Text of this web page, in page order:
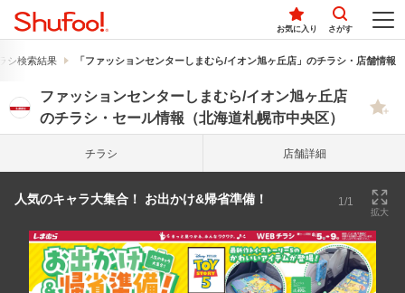
お気に入り さがす
シ検索結果 「ファッションセンターしまむら/イオン旭ヶ丘店」のチラシ・店舗情報
ファッションセンターしまむら/イオン旭ヶ丘店
のチラシ・セール情報（北海道札幌市中央区）
チラシ 店舗詳細
人気のキャラ大集合！ お出かけ&帰省準備！ 1/1
拡大